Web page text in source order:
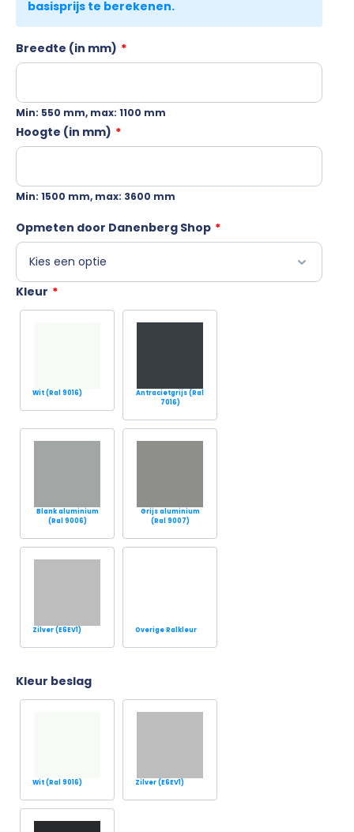
*
Breedte (in mm)
Min: 550 mm, max: 1100 mm
*
Hoogte (in mm)
Min: 1500 mm, max: 3600 mm
*
Opmeten door Danenberg Shop
*
Kleur
Wit (Ral 9016)
Antracietgrijs (Ral
7016)
Blank aluminium
(Ral 9006)
Grijs aluminium
(Ral 9007)
Zilver (E6EV1) Overige Ralkleur
Kleur beslag
Wit (Ral 9016) Zilver (E6EV1)